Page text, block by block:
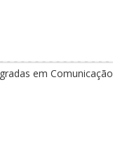
em Comunicação